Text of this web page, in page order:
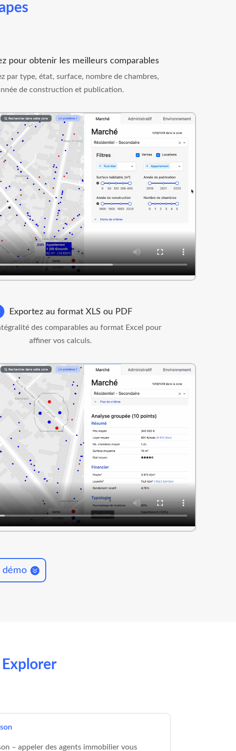
pour obtenir les meilleurs comparables
par type, état, surface, nombre de chambres,
de construction et publication.
Exportez au format XLS ou PDF
des comparables au format Excel pour
affiner vos calculs.
démo
– appeler des agents immobilier vous